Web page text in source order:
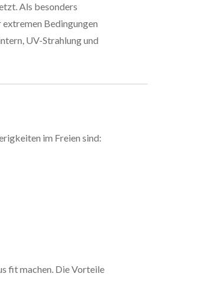
Als besonders
Bedingungen
UV-Strahlung und
im Freien sind:
fit machen. Die Vorteile